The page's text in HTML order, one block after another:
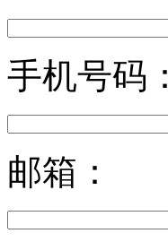
手机号码：
邮箱：